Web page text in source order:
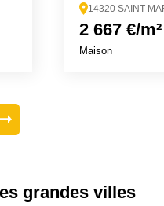
14320 SAINT-
2 667 €/m²
Maison
grandes villes